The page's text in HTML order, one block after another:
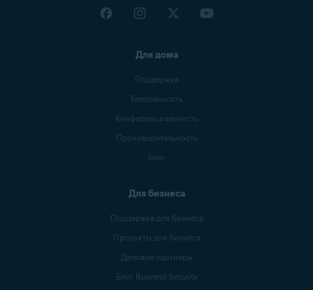
Для дома
Поддержка
Безопасность
Конфиденциальность
Производительность
Блог
Для бизнеса
Поддержка для бизнеса
Продукты для бизнеса
Деловые партнеры
Блог Business Security